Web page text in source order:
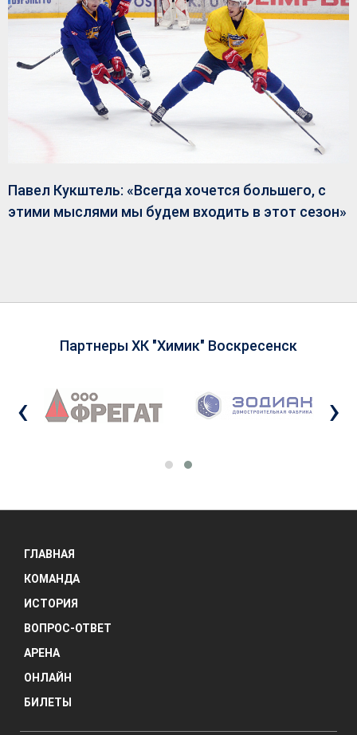
Павел Кукштель: «Всегда хочется большего, с
этими мыслями мы будем входить в этот сезон»
Партнеры ХК "Химик" Воскресенск
‹ ›
ГЛАВНАЯ
КОМАНДА
ИСТОРИЯ
ВОПРОС-ОТВЕТ
АРЕНА
ОНЛАЙН
БИЛЕТЫ